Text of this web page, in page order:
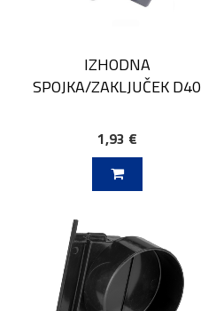
IZHODNA
SPOJKA/ZAKLJUČEK D40
1,93 €